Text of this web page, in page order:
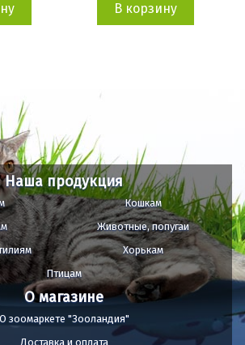
В корзину
Наша продукция
Кошкам
Животные, попугаи
Хорькам
Птицам
О магазине
О зоомаркете "Зооландия"
Доставка и оплата